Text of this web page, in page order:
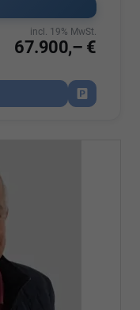
67.900,– €
incl. 19% MwSt.
Fahrzeug